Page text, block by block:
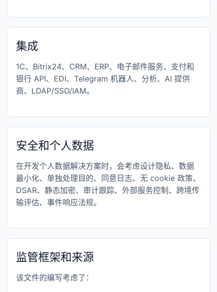
集成
1C、Bitrix24、CRM、ERP、电子邮件服务、支付和
银行 API、EDI、Telegram 机器人、分析、AI 提供
商、LDAP/SSO/IAM。
安全和个人数据
在开发个人数据解决方案时，会考虑设计隐私、数据
最小化、单独处理目的、同意日志、无 cookie 政策、
DSAR、静态加密、审计跟踪、外部服务控制、跨境传
输评估、事件响应法规。
监管框架和来源
该文件的编写考虑了：